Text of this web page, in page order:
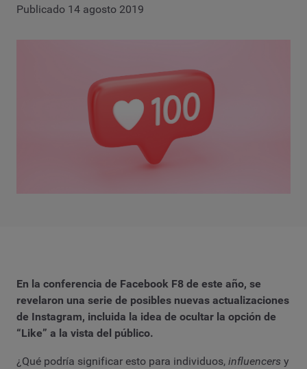
Publicado 14 agosto 2019
En la conferencia de Facebook F8 de este año, se
revelaron una serie de posibles nuevas actualizaciones
de Instagram, incluida la idea de ocultar la opción de
“Like” a la vista del público.
¿Qué podría significar esto para individuos, influencers y